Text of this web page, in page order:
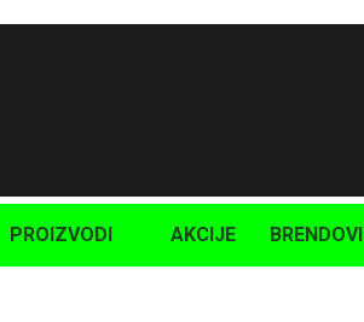
Naša adresa
PROIZVODI AKCIJE BRENDOVI